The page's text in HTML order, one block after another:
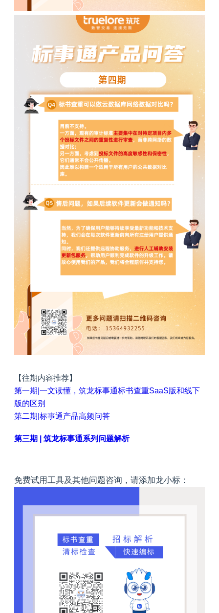
【往期内容推荐】
第一期|一文读懂，筑龙标事通标书查重SaaS版和线下
版的区别
第二期|标事通产品高频问答
第三期 | 筑龙标事通系列问题解析
免费试用工具及其他问题咨询，请添加龙小标：